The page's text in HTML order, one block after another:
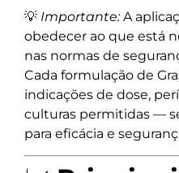
💡 Importante:A
obedecer ao que está
nas normas de
Cada formulação de
indicações de dose,
culturas permitidas —
para eficácia e